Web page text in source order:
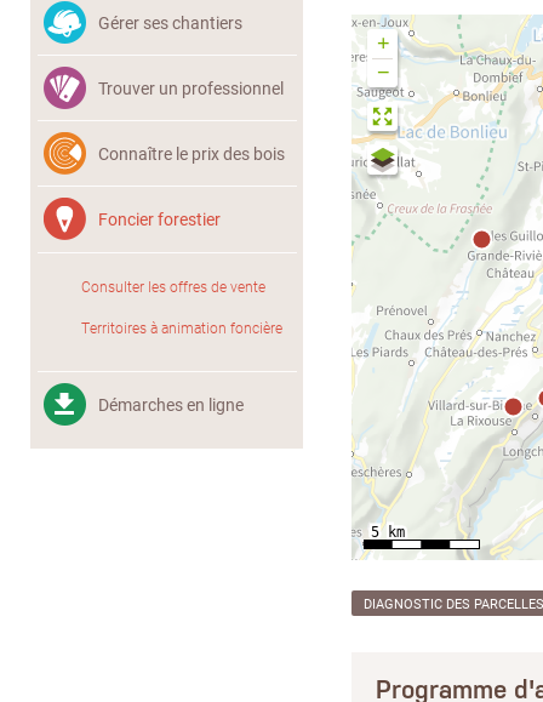
Gérer ses chantiers
Trouver un professionnel
Connaître le prix des bois
Foncier forestier
Consulter les offres de vente
Territoires à animation foncière
Démarches en ligne
+
−
DIAGNOSTIC DES PARCELLES
Programme